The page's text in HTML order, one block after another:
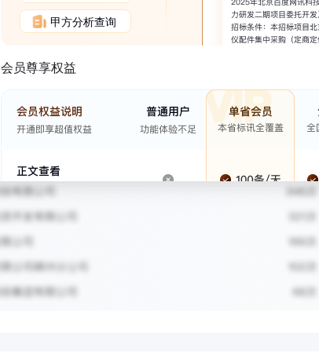
甲方分析查询
会员尊享权益